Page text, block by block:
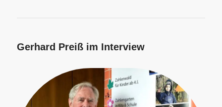
Gerhard Preiß im Interview